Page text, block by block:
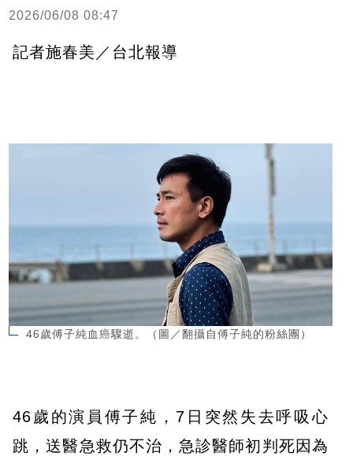
2026/06/08 08:47
記者施春美／台北報導
46歲傅子純血癌驟逝。（圖／翻攝自傅子純的粉絲團）
46歲的演員傅子純，7日突然失去呼吸心
跳，送醫急救仍不治，急診醫師初判死因為